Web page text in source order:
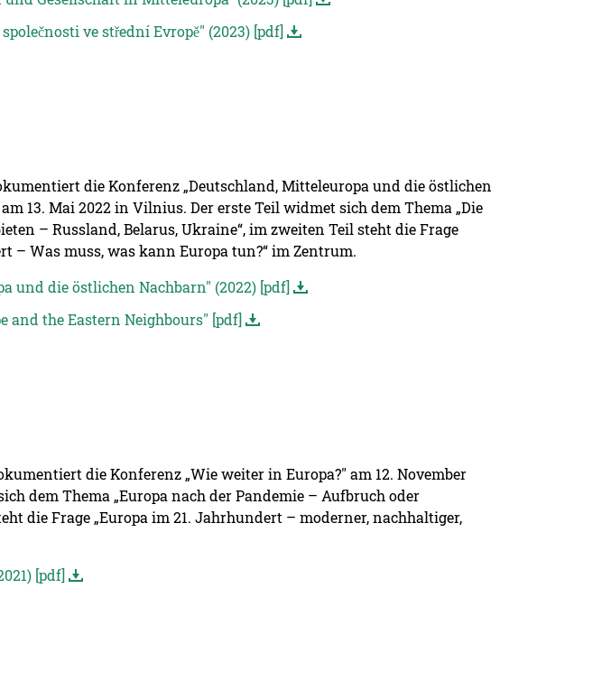
ve střední Evropě" (2023) [pdf]
die Konferenz „Deutschland, Mitteleuropa und die östlichen
13. Mai 2022 in Vilnius. Der erste Teil widmet sich dem Thema „Die
– Russland, Belarus, Ukraine“, im zweiten Teil steht die Frage
– Was muss, was kann Europa tun?“ im Zentrum.
und die östlichen Nachbarn" (2022) [pdf]
and the Eastern Neighbours" [pdf]
die Konferenz „Wie weiter in Europa?" am 12. November
dem Thema „Europa nach der Pandemie – Aufbruch oder
die Frage „Europa im 21. Jahrhundert – moderner, nachhaltiger,
[pdf]